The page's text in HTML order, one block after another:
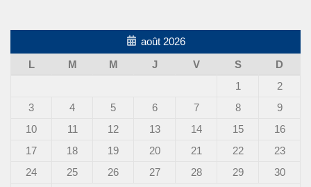
août 2026
L
M M J V S
D
1
2
3
4 5 6 7 8
9
10
11 12 13 14 15
16
17
18 19 20 21 22
23
24
25 26 27 28 29
30